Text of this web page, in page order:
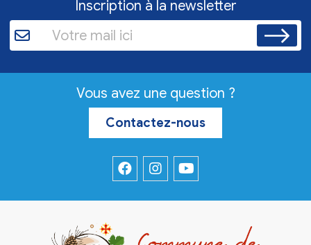
Inscription à la newsletter
Vous avez une question ?
Contactez-nous